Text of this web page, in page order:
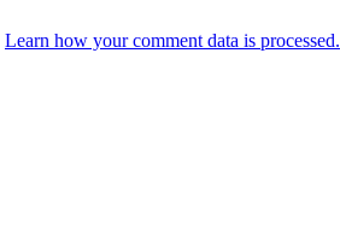
Learn how your comment data is processed.